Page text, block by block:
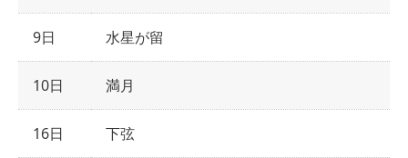
9日 水星が留
10日 満月
16日 下弦